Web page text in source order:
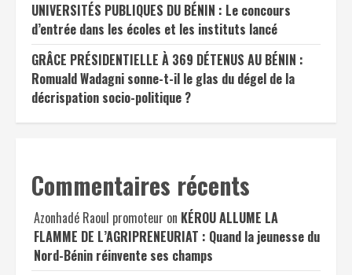
UNIVERSITÉS PUBLIQUES DU BÉNIN : Le concours
d’entrée dans les écoles et les instituts lancé
GRÂCE PRÉSIDENTIELLE À 369 DÉTENUS AU BÉNIN :
Romuald Wadagni sonne-t-il le glas du dégel de la
décrispation socio-politique ?
Commentaires récents
Azonhadé Raoul promoteur on KÉROU ALLUME LA
FLAMME DE L’AGRIPRENEURIAT : Quand la jeunesse du
Nord-Bénin réinvente ses champs